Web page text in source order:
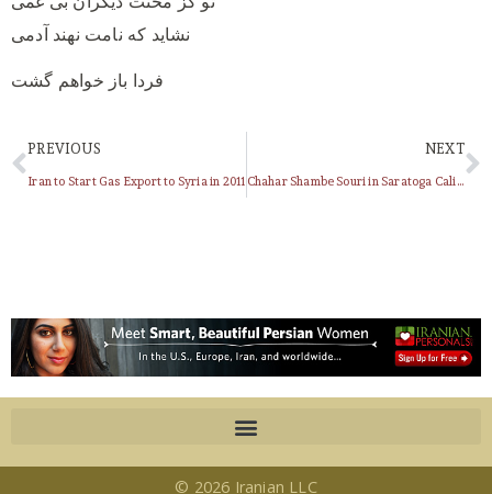
فردا باز خواهم گشت
PREVIOUS
Iran to Start Gas Export to Syria in 2011
NEXT
Chahar Shambe Souri in Saratoga California
© 2026 Iranian LLC